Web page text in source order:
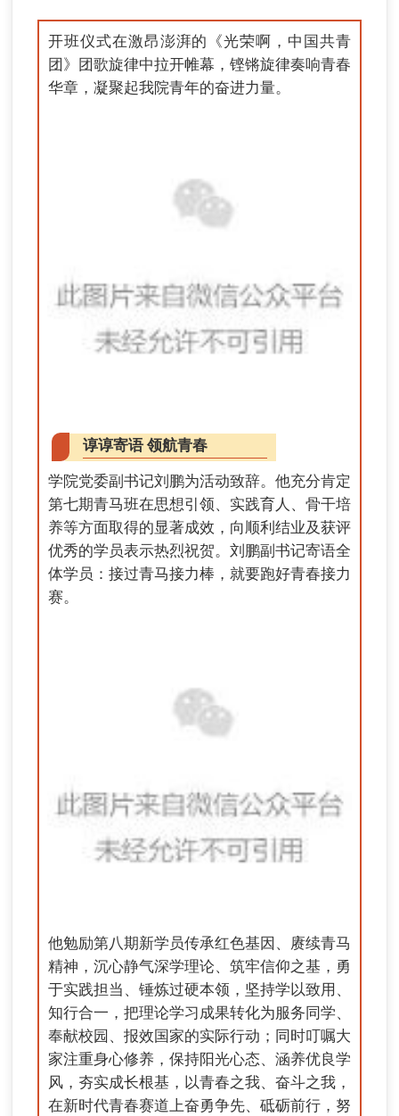
开班仪式在激昂澎湃的《光荣啊，中国共青
团》团歌旋律中拉开帷幕，铿锵旋律奏响青春
华章，凝聚起我院青年的奋进力量。
谆谆寄语 领航青春
学院党委副书记刘鹏为活动致辞。他充分肯定
第七期青马班在思想引领、实践育人、骨干培
养等方面取得的显著成效，向顺利结业及获评
优秀的学员表示热烈祝贺。刘鹏副书记寄语全
体学员：接过青马接力棒，就要跑好青春接力
赛。
他勉励第八期新学员传承红色基因、赓续青马
精神，沉心静气深学理论、筑牢信仰之基，勇
于实践担当、锤炼过硬本领，坚持学以致用、
知行合一，把理论学习成果转化为服务同学、
奉献校园、报效国家的实际行动；同时叮嘱大
家注重身心修养，保持阳光心态、涵养优良学
风，夯实成长根基，以青春之我、奋斗之我，
在新时代青春赛道上奋勇争先、砥砺前行，努